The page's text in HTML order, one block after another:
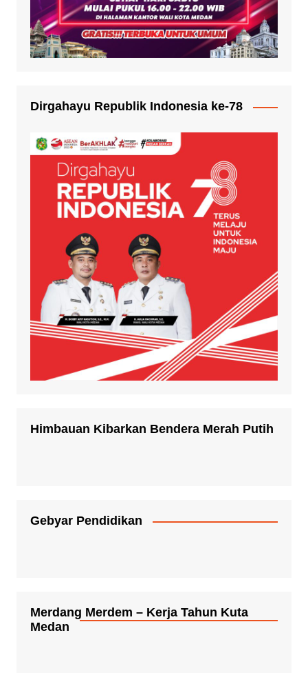
Dirgahayu Republik Indonesia ke-78
Himbauan Kibarkan Bendera Merah Putih
Gebyar Pendidikan
Merdang Merdem – Kerja Tahun Kuta
Medan